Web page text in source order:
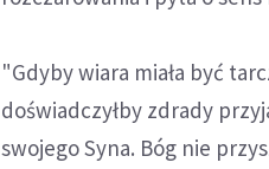
"Gdyby wiara miała być
doświadczyłby zdrady
swojego Syna. Bóg nie